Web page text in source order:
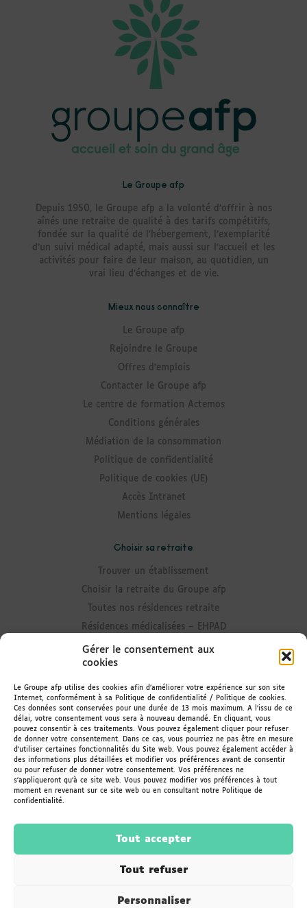
Gérer le consentement aux
cookies
Le Groupe afp utilise des cookies afin d’améliorer votre expérience sur son site
Internet, conformément à sa Politique de confidentialité / Politique de cookies.
Ces données sont conservées pour une durée de 13 mois maximum. A l’issu de ce
délai, votre consentement vous sera à nouveau demandé. En cliquant, vous
pouvez consentir à ces traitements. Vous pouvez également cliquer pour refuser
de donner votre consentement. Dans ce cas, vous pourriez ne pas être en mesure
d’utiliser certaines fonctionnalités du Site web. Vous pouvez également accéder à
des informations plus détaillées et modifier vos préférences avant de consentir
ou pour refuser de donner votre consentement. Vos préférences ne
s'appliqueront qu’à ce site web. Vous pouvez modifier vos préférences à tout
moment en revenant sur ce site web ou en consultant notre Politique de
confidentialité.
Tout accepter
Tout refuser
Personnaliser
Le Groupe afp
Depuis 1950, le Groupe afp a la volonté d’offrir à nos
aînés une retraite de qualité à des tarifs compétitifs,
fondée sur la qualité de l’hébergement, l’exemplarité
d’un suivi médical adapté, mais aussi sur l’accueil et les
activités pour faire de leur maison, au quotidien, un
vrai lieu d’échanges et de vie.
Mieux nous connaître
Le Groupe afp
Rejoindre le Groupe
Offres d’emplois
Contacter le Groupe afp
Le centre de formation Actemos
Conditions générales
Médiation de la consommation
Politique de confidentialité
Politique de cookies (UE)
Accès Intranet
Mentions légales
Choisir sa retraite
Trouver un établissement
Choisir la retraite du Groupe afp
Toutes nos résidences retraite
Résidences médicalisées – EHPAD
Résidences avec Unité Alzheimer
Résidences senior
Résidences avec accueil de jour
Résidences avec portage de repas
Rester informé
Actualités des résidences
Le Magazine
Recevoir la newsletter